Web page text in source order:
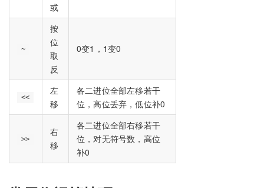
或
~
按
位
取
反
0变1，1变0
<<
左
移
各二进位全部左移若干
位，高位丢弃，低位补0
>>
右
移
各二进位全部右移若干
位，对无符号数，高位
补0